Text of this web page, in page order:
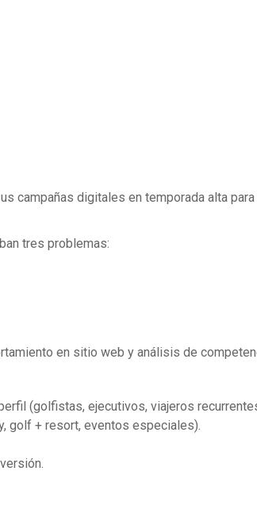
campañas digitales en temporada alta
tres problemas:
en sitio web y análisis de
(golfistas, ejecutivos, viajeros
golf + resort, eventos especiales).